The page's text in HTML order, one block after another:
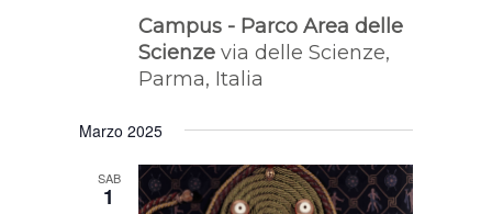
Campus - Parco Area delle
Scienzevia delle Scienze,
Parma, Italia
Marzo 2025
SAB
1